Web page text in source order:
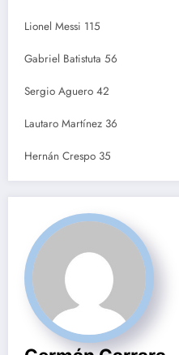
Lionel Messi 115
Gabriel Batistuta 56
Sergio Aguero 42
Lautaro Martínez 36
Hernán Crespo 35